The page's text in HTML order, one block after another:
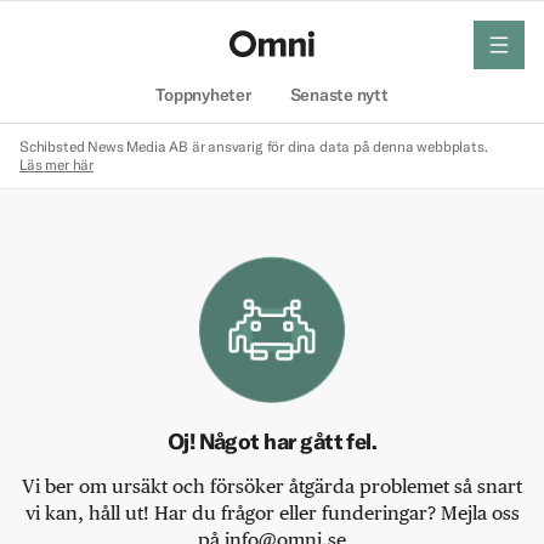
Toppnyheter Senaste nytt
meny
Schibsted News Media AB är ansvarig för dina data på denna webbplats.
Läs mer här
Oj! Något har gått fel.
Vi ber om ursäkt och försöker åtgärda problemet så snart
vi kan, håll ut! Har du frågor eller funderingar? Mejla oss